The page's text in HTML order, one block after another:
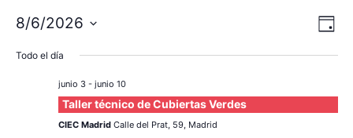
N
a
v
N
a
e
D
8/6/2026
e
Todo el día
junio 3- junio 10
Taller técnico de Cubiertas Verdes
CIEC Madrid Calle del Prat, 59, Madrid